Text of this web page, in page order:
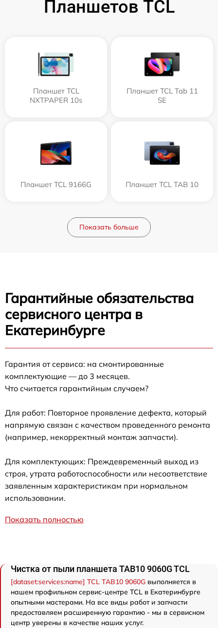
Планшетов TCL
Планшет TCL
NXTPAPER 10s
Планшет TCL Tab 11
SE
Планшет TCL 9166G Планшет TCL TAB 10
Показать больше
Гарантийные обязательства
сервисного центра в
Екатеринбурге
Гарантия от сервиса: на смонтированные
комплектующие — до 3 месяцев.
Что считается гарантийным случаем?
Для работ: Повторное проявление дефекта, который
напрямую связан с качеством проведенного ремонта
(например, некорректный монтаж запчасти).
Для комплектующих: Преждевременный выход из
строя, утрата работоспособности или несоответствие
заявленным характеристикам при нормальном
использовании.
Показать полностью
Чистка от пыли планшета TAB10 9060G TCL
[dataset:services:name] TCL TAB10 9060G выполняется в
нашем профильном сервис-центре TCL в Екатеринбурге
опытными мастерами. На все виды работ и запчасти
предоставляем расширенную гарантию - мы в сервисном
центр уверены в качестве наших услуг.